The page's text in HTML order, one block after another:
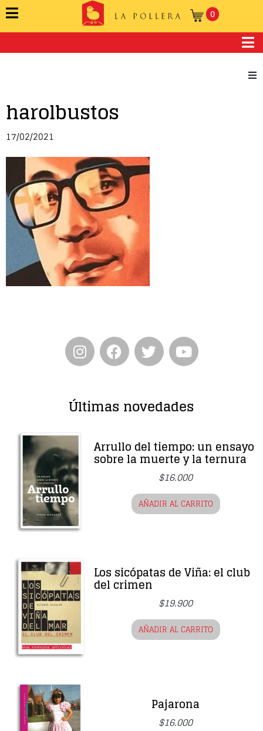
0
harolbustos
17/02/2021
Últimas novedades
Arrullo del tiempo: un ensayo
sobre la muerte y la ternura
$16.000
AÑADIR AL CARRITO
Los sicópatas de Viña: el club
del crimen
$19.900
AÑADIR AL CARRITO
Pajarona
$16.000